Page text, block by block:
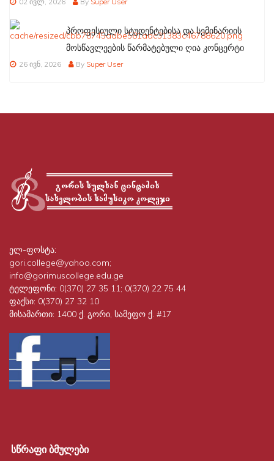
პროფესიული სტუდენტებისა და სემინარიის
მოსწავლეების წარმატებული ღია კონცერტი
26 ივნ, 2026 By Super User
ელ-ფოსტა:
gori.college@yahoo.com;
info@gorimuscollege.edu.ge
ტელეფონი: 0(370) 27 35 11; 0(370) 22 75 44
ფაქსი: 0(370) 27 32 10
მისამართი: 1400 ქ. გორი, სამეფო ქ. #17
სწრაფი ბმულები